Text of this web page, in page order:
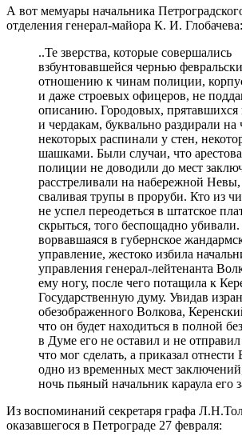
А вот мемуары начальника
отделения генерал-майора К. И. Глобачева:
..Те зверства, которые совершались
взбунтовавшейся чернью
отношению к чинам полиции,
и даже строевых офицеров, не
описанию. Городовых, прятавшихся
и чердакам, буквально раздирали на
некоторых распинали у стен,
шашками. Были случаи, что
полиции не доводили до мест
расстреливали на набережной Невы,
сваливая трупы в проруби. Кто из
не успел переодеться в штатское
скрыться, того беспощадно
ворвавшаяся в губернское
управление, жестоко избила
управления генерал-лейтенанта
ему ногу, после чего потащила к
Государственную думу. Увидав
обезображенного Волкова,
что он будет находиться в полной
в Думе его не оставил и не отправил
что мог сделать, а приказал отнести
одно из временных мест
ночь пьяный начальник караула его
Из воспоминаний секретаря графа
оказавшегося в Петрограде 27 февраля: